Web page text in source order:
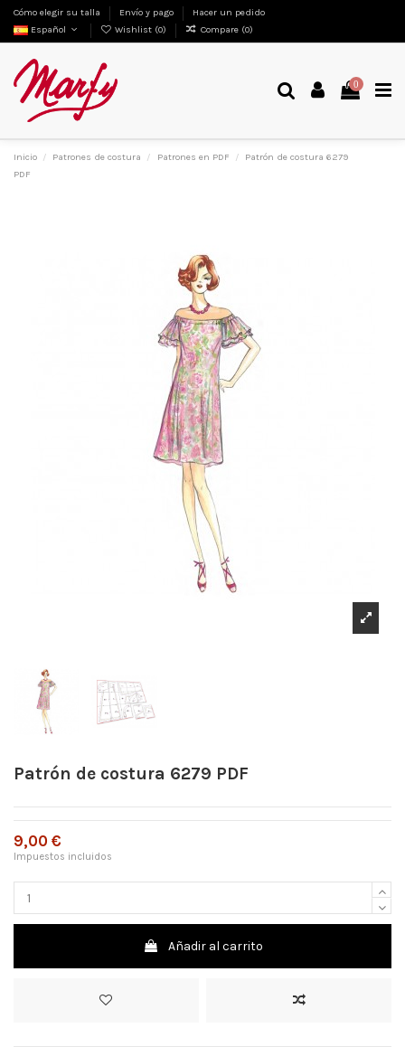
Cómo elegir su talla Envío y pago
Hacer un pedido
Español
Wishlist (0) Compare (0)
0
Inicio Patrones de costura Patrones en PDF
Patrón de costura 6279
PDF
Patrón de costura 6279 PDF
9,00 €
Impuestos incluidos
Añadir al carrito